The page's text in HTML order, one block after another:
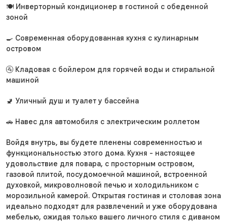
🍽️ Инверторный кондиционер в гостиной с обеденной
зоной
🍳 Современная оборудованная кухня с кулинарным
островом
🚰 Кладовая с бойлером для горячей воды и стиральной
машиной
🚽 Уличный душ и туалет у бассейна
🚗 Навес для автомобиля с электрическим роллетом
Войдя внутрь, вы будете пленены современностью и
функциональностью этого дома. Кухня - настоящее
удовольствие для повара, с просторным островом,
газовой плитой, посудомоечной машиной, встроенной
духовкой, микроволновой печью и холодильником с
морозильной камерой. Открытая гостиная и столовая зона
идеально подходят для развлечений и уже оборудована
мебелью, ожидая только вашего личного стиля с диваном